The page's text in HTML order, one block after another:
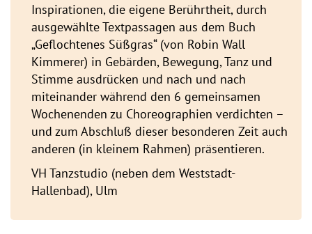
Inspirationen, die eigene Berührtheit, durch
ausgewählte Textpassagen aus dem Buch
„Geflochtenes Süßgras“ (von Robin Wall
Kimmerer) in Gebärden, Bewegung, Tanz und
Stimme ausdrücken und nach und nach
miteinander während den 6 gemeinsamen
Wochenenden zu Choreographien verdichten –
und zum Abschluß dieser besonderen Zeit auch
anderen (in kleinem Rahmen) präsentieren.
VH Tanzstudio (neben dem Weststadt-
Hallenbad), Ulm